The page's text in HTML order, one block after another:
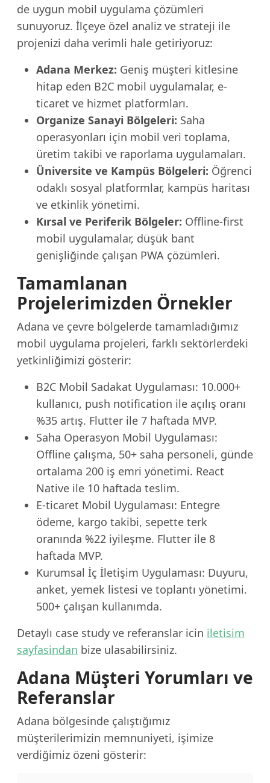
de uygun mobil uygulama çözümleri
sunuyoruz. İlçeye özel analiz ve strateji ile
projenizi daha verimli hale getiriyoruz:
Adana Merkez: Geniş müşteri kitlesine
hitap eden B2C mobil uygulamalar, e-
ticaret ve hizmet platformları.
Organize Sanayi Bölgeleri: Saha
operasyonları için mobil veri toplama,
üretim takibi ve raporlama uygulamaları.
Üniversite ve Kampüs Bölgeleri: Öğrenci
odaklı sosyal platformlar, kampüs haritası
ve etkinlik yönetimi.
Kırsal ve Periferik Bölgeler: Offline-first
mobil uygulamalar, düşük bant
genişliğinde çalışan PWA çözümleri.
Tamamlanan
Projelerimizden Örnekler
Adana ve çevre bölgelerde tamamladığımız
mobil uygulama projeleri, farklı sektörlerdeki
yetkinliğimizi gösterir:
B2C Mobil Sadakat Uygulaması: 10.000+
kullanıcı, push notification ile açılış oranı
%35 artış. Flutter ile 7 haftada MVP.
Saha Operasyon Mobil Uygulaması:
Offline çalışma, 50+ saha personeli, günde
ortalama 200 iş emri yönetimi. React
Native ile 10 haftada teslim.
E-ticaret Mobil Uygulaması: Entegre
ödeme, kargo takibi, sepette terk
oranında %22 iyileşme. Flutter ile 8
haftada MVP.
Kurumsal İç İletişim Uygulaması: Duyuru,
anket, yemek listesi ve toplantı yönetimi.
500+ çalışan kullanımda.
Detaylı case study ve referanslar icin iletisim
sayfasindan bize ulasabilirsiniz.
Adana Müşteri Yorumları ve
Referanslar
Adana bölgesinde çalıştığımız
müşterilerimizin memnuniyeti, işimize
verdiğimiz özeni gösterir: